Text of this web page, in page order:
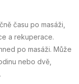
času po masáži,
a rekuperace.
po masáži. Může
nebo dvě,